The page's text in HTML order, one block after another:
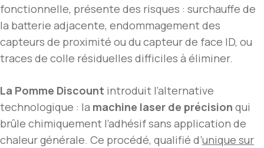
fonctionnelle, présente des risques : surchauffe de
la batterie adjacente, endommagement des
capteurs de proximité ou du capteur de face ID, ou
traces de colle résiduelles difficiles à éliminer.
La Pomme Discount introduit l’alternative
technologique : la machine laser de précision qui
brûle chimiquement l’adhésif sans application de
chaleur générale. Ce procédé, qualifié d’unique sur